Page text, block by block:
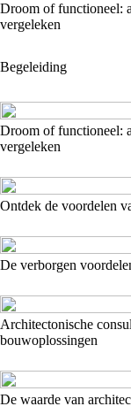
Droom of functioneel:
vergeleken
Begeleiding
Droom of functioneel:
vergeleken
Ontdek de voordelen
De verborgen
Architectonische
bouwoplossingen
De waarde van